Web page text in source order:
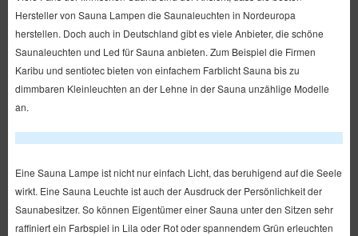
Hersteller von Sauna Lampen die Saunaleuchten in Nordeuropa
herstellen. Doch auch in Deutschland gibt es viele Anbieter, die schöne
Saunaleuchten und Led für Sauna anbieten. Zum Beispiel die Firmen
Karibu und sentiotec bieten von einfachem Farblicht Sauna bis zu
dimmbaren Kleinleuchten an der Lehne in der Sauna unzählige Modelle
an.
Eine Sauna Lampe ist nicht nur einfach Licht, das beruhigend auf die Seele
wirkt. Eine Sauna Leuchte ist auch der Ausdruck der Persönlichkeit der
Saunabesitzer. So können Eigentümer einer Sauna unter den Sitzen sehr
raffiniert ein Farbspiel in Lila oder Rot oder spannendem Grün erleuchten